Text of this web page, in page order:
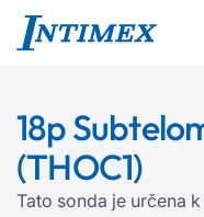
18p
(THOC1)
Tato sonda je určena